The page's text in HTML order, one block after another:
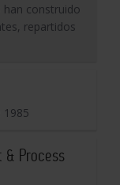
han construido
repartidos
1985
& Process